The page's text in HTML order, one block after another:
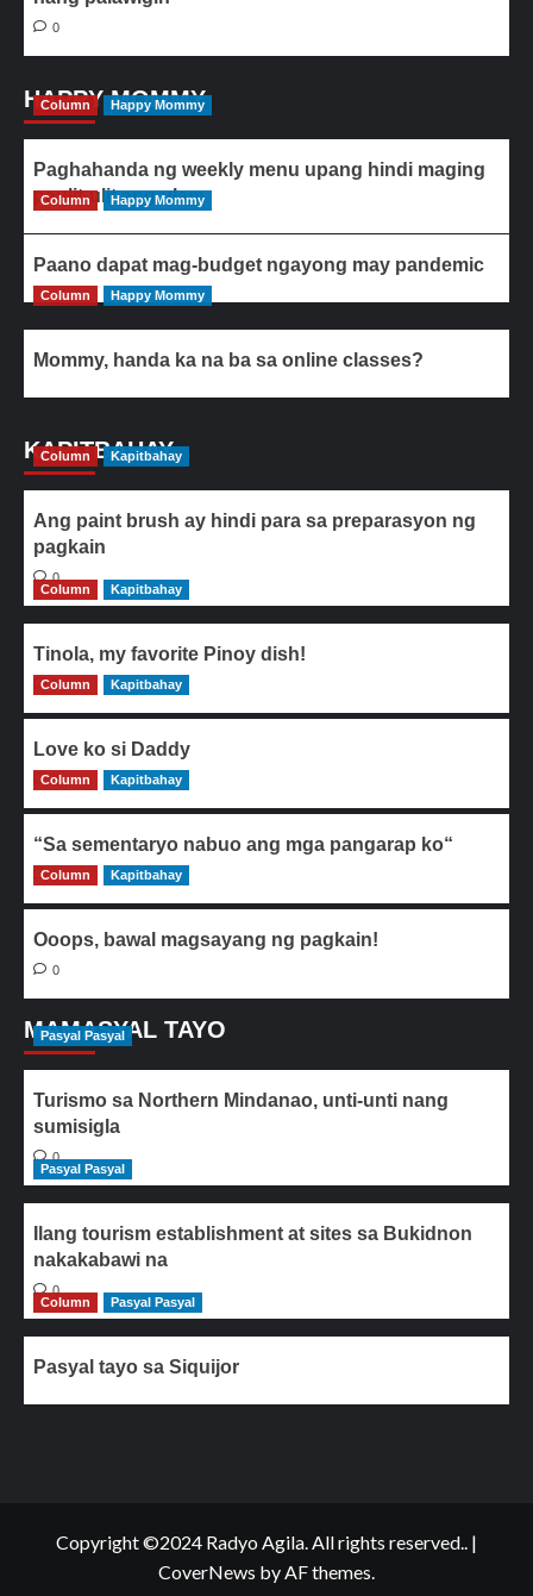
0
HAPPY MOMMY
Column Happy Mommy
Paghahanda ng weekly menu upang hindi maging
paulit-ulit ang ulam
Column Happy Mommy
Paano dapat mag-budget ngayong may pandemic
Column Happy Mommy
Mommy, handa ka na ba sa online classes?
KAPITBAHAY
Column Kapitbahay
Ang paint brush ay hindi para sa preparasyon ng
pagkain
0
Column
Kapitbahay
Tinola, my favorite Pinoy dish!
0
Column Kapitbahay
Love ko si Daddy
0
Column Kapitbahay
“Sa sementaryo nabuo ang mga pangarap ko“
0
Column Kapitbahay
Ooops, bawal magsayang ng pagkain!
0
MAMASYAL TAYO
Pasyal Pasyal
Turismo sa Northern Mindanao, unti-unti nang
sumisigla
0
Pasyal Pasyal
Ilang tourism establishment at sites sa Bukidnon
nakakabawi na
0
Column
Pasyal Pasyal
Pasyal tayo sa Siquijor
Copyright ©2024 Radyo Agila. All rights reserved.. |
CoverNews by AF themes.